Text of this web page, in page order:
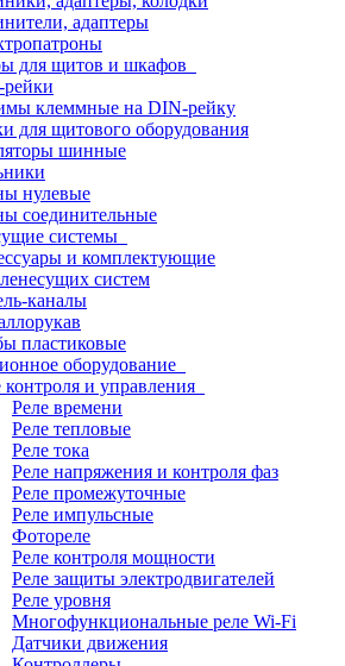
адаптеры
для щитов и шкафов
клеммные на DIN-рейку
для щитового оборудования
шинные
нулевые
соединительные
системы
и комплектующие
систем
каналы
пластиковые
оборудование
контроля и управления
Реле времени
Реле тепловые
Реле тока
Реле напряжения и контроля фаз
Реле промежуточные
Реле импульсные
Фотореле
Реле контроля мощности
Реле защиты электродвигателей
Реле уровня
Многофункциональные реле Wi-Fi
Датчики движения